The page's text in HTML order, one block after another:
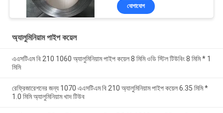
যোগাযোগ
অ্যালুমিনিয়াম পাইপ কয়েল
এএসটিএম বি 210 1060 অ্যালুমিনিয়াম পাইপ কয়েল 8 মিমি ওডি স্টিল টিউবিং 8 মিমি * 1
মিমি
রেফ্রিজারেশনের জন্য 1070 এএসটিএম বি 210 অ্যালুমিনিয়াম পাইপ কয়েল 6.35 মিমি *
1.0 মিমি অ্যালুমিনিয়াম খাদ টিউব